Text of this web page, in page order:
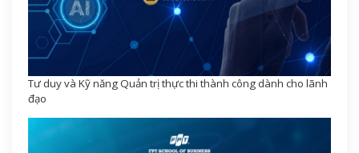
Tư duy và Kỹ năng Quản trị thực thi thành công dành cho lãnh
đạo